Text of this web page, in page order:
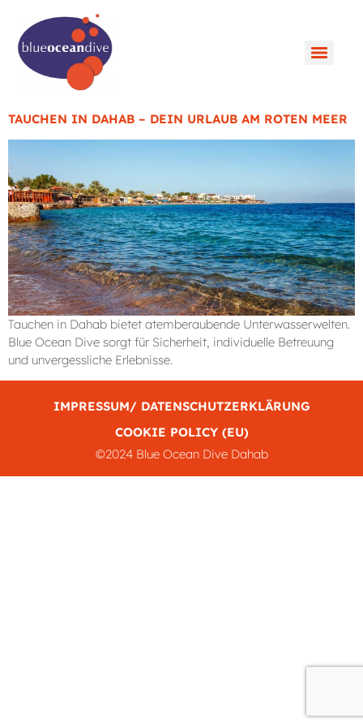
TAUCHEN IN DAHAB – DEIN URLAUB AM ROTEN MEER
Tauchen in Dahab bietet atemberaubende Unterwasserwelten.
Blue Ocean Dive sorgt für Sicherheit, individuelle Betreuung
und unvergessliche Erlebnisse.
IMPRESSUM/ DATENSCHUTZERKLÄRUNG
COOKIE POLICY (EU)
©2024 Blue Ocean Dive Dahab